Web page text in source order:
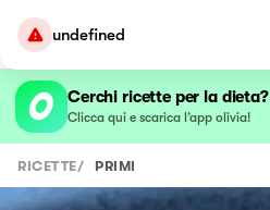
undefined
Cerchi ricette per la dieta?
Clicca qui e scarica l’app olivia!
RICETTE/ PRIMI